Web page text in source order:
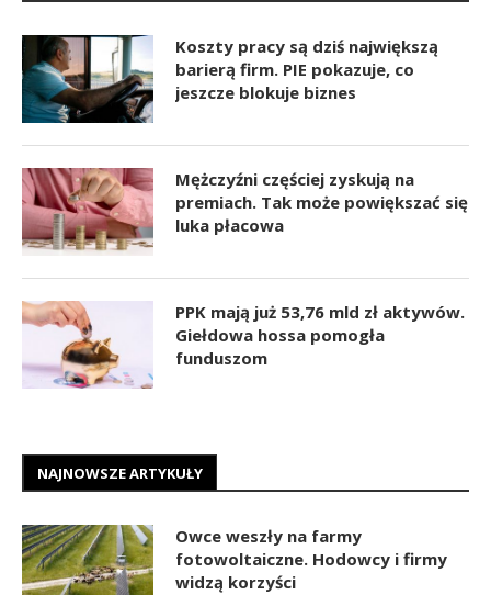
Koszty pracy są dziś największą
barierą firm. PIE pokazuje, co
jeszcze blokuje biznes
Mężczyźni częściej zyskują na
premiach. Tak może powiększać się
luka płacowa
PPK mają już 53,76 mld zł aktywów.
Giełdowa hossa pomogła
funduszom
NAJNOWSZE ARTYKUŁY
Owce weszły na farmy
fotowoltaiczne. Hodowcy i firmy
widzą korzyści